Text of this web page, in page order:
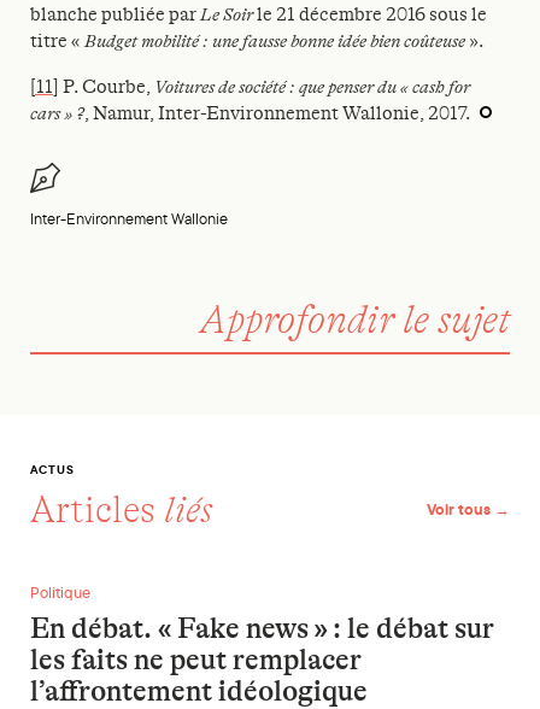
Inter-Environnement Wallonie
blanche publiée parLe Soirle 21 décembre 2016 sous le
titre «Budget mobilité : une fausse bonne idée bien coûteuse ».
[11] P. Courbe, Voitures de société : que penser du « cash for
cars » ?, Namur, Inter-Environnement Wallonie, 2017.
Approfondir le sujet
ACTUS
Articles liés Voir tous →
En débat. « Fake news » : le débat sur les faits ne peut
Politique
En débat. « Fake news » : le débat sur
les faits ne peut remplacer
l’affrontement idéologique